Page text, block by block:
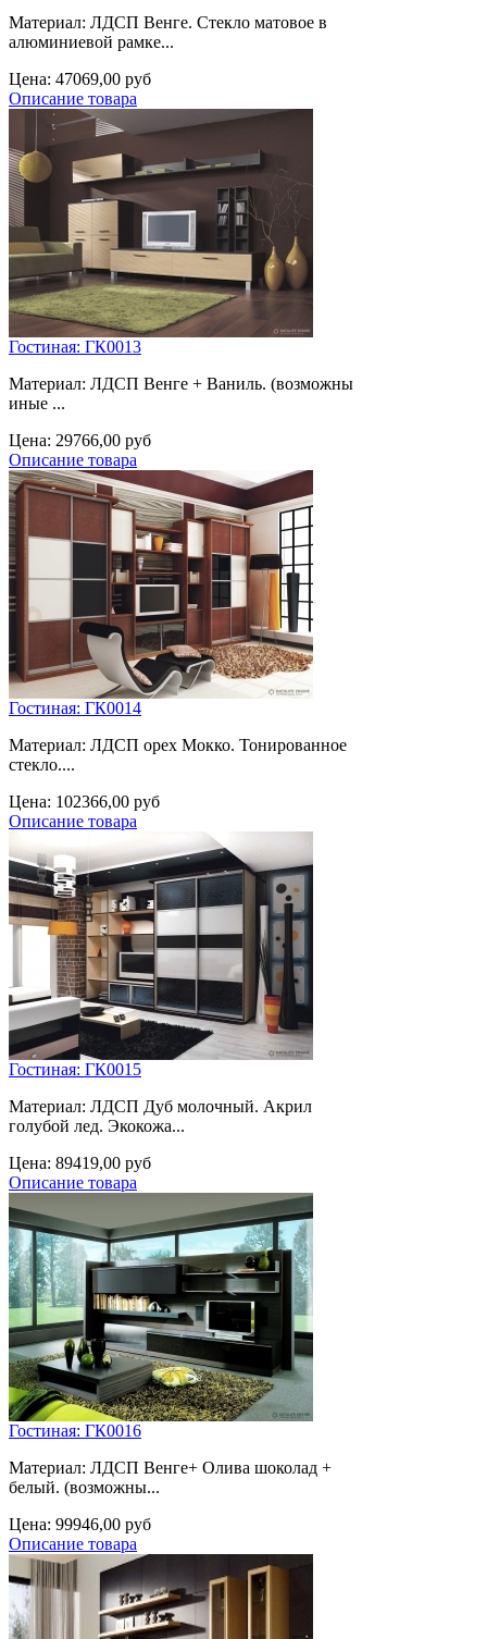
Материал: ЛДСП Венге. Стекло матовое в
алюминиевой рамке...
Цена: 47069,00 руб
Описание товара
Гостиная: ГК0013
Материал: ЛДСП Венге + Ваниль. (возможны
иные ...
Цена: 29766,00 руб
Описание товара
Гостиная: ГК0014
Материал: ЛДСП орех Мокко. Тонированное
стекло....
Цена: 102366,00 руб
Описание товара
Гостиная: ГК0015
Материал: ЛДСП Дуб молочный. Акрил
голубой лед. Экокожа...
Цена: 89419,00 руб
Описание товара
Гостиная: ГК0016
Материал: ЛДСП Венге+ Олива шоколад +
белый. (возможны...
Цена: 99946,00 руб
Описание товара